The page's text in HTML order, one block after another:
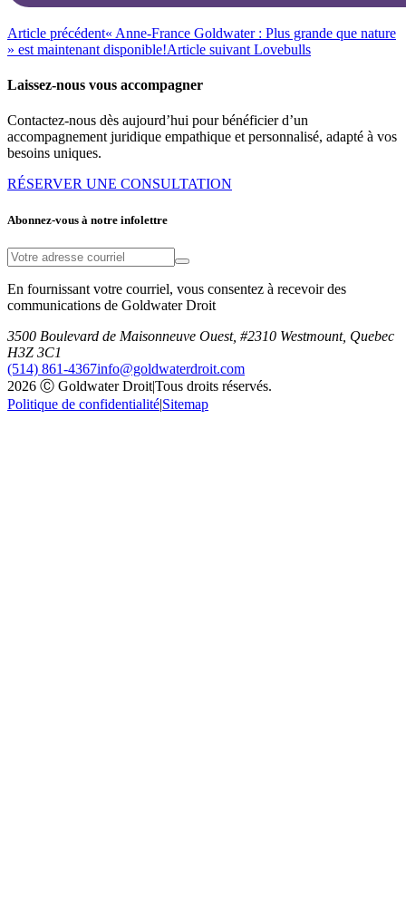
Article précédent« Anne-France Goldwater : Plus grande que nature
» est maintenant disponible!Article suivant Lovebulls
Laissez-nous vous accompagner
Contactez-nous dès aujourd’hui pour bénéficier d’un
accompagnement juridique empathique et personnalisé, adapté à vos
besoins uniques.
RÉSERVER UNE CONSULTATION
Abonnez-vous à notre infolettre
En fournissant votre courriel, vous consentez à recevoir des
communications de Goldwater Droit
3500 Boulevard de Maisonneuve Ouest, #2310 Westmount, Quebec
H3Z 3C1
(514) 861-4367info@goldwaterdroit.com
2026 Ⓒ Goldwater Droit|Tous droits réservés.
Politique de confidentialité|Sitemap